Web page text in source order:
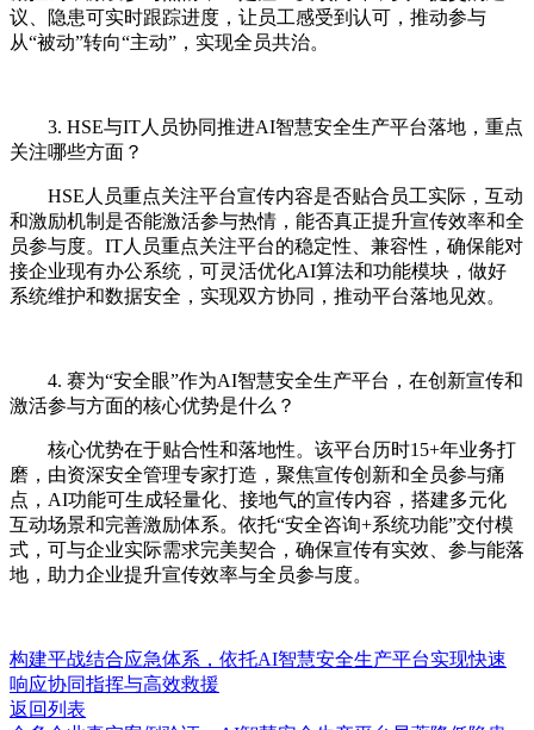
议、隐患可实时跟踪进度，让员工感受到认可，推动参与
从“被动”转向“主动”，实现全员共治。
3. HSE与IT人员协同推进AI智慧安全生产平台落地，重点
关注哪些方面？
HSE人员重点关注平台宣传内容是否贴合员工实际，互动
和激励机制是否能激活参与热情，能否真正提升宣传效率和全
员参与度。IT人员重点关注平台的稳定性、兼容性，确保能对
接企业现有办公系统，可灵活优化AI算法和功能模块，做好
系统维护和数据安全，实现双方协同，推动平台落地见效。
4. 赛为“安全眼”作为AI智慧安全生产平台，在创新宣传和
激活参与方面的核心优势是什么？
核心优势在于贴合性和落地性。该平台历时15+年业务打
磨，由资深安全管理专家打造，聚焦宣传创新和全员参与痛
点，AI功能可生成轻量化、接地气的宣传内容，搭建多元化
互动场景和完善激励体系。依托“安全咨询+系统功能”交付模
式，可与企业实际需求完美契合，确保宣传有实效、参与能落
地，助力企业提升宣传效率与全员参与度。
构建平战结合应急体系，依托AI智慧安全生产平台实现快速
响应协同指挥与高效救援
返回列表